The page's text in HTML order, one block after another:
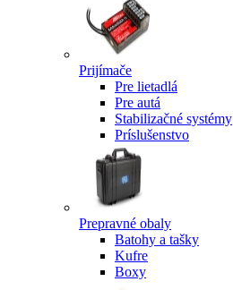
Prijímače
Pre lietadlá
Pre autá
Stabilizačné systémy
Príslušenstvo
Prepravné obaly
Batohy a tašky
Kufre
Boxy